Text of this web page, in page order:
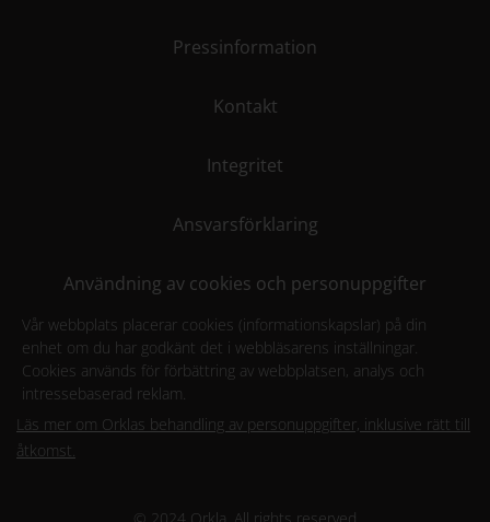
Pressinformation
Kontakt
Integritet
Ansvarsförklaring
Användning av cookies och personuppgifter
Vår webbplats placerar cookies (informationskapslar) på din
enhet om du har godkänt det i webbläsarens inställningar.
Cookies används för förbättring av webbplatsen, analys och
intressebaserad reklam.
Läs mer om Orklas behandling av personuppgifter, inklusive rätt till
åtkomst.